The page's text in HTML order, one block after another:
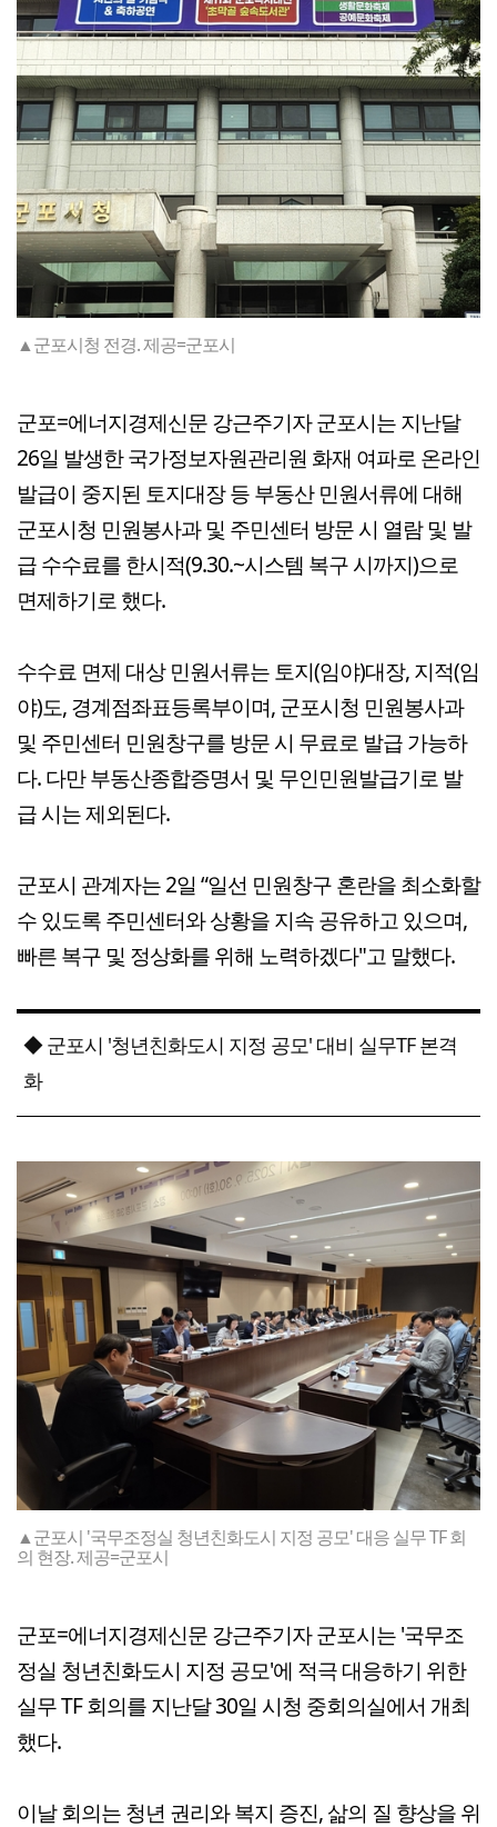
▲군포시청 전경. 제공=군포시
군포=에너지경제신문 강근주기자 군포시는 지난달
26일 발생한 국가정보자원관리원 화재 여파로 온라인
발급이 중지된 토지대장 등 부동산 민원서류에 대해
군포시청 민원봉사과 및 주민센터 방문 시 열람 및 발
급 수수료를 한시적(9.30.~시스템 복구 시까지)으로
면제하기로 했다.
수수료 면제 대상 민원서류는 토지(임야)대장, 지적(임
야)도, 경계점좌표등록부이며, 군포시청 민원봉사과
및 주민센터 민원창구를 방문 시 무료로 발급 가능하
다. 다만 부동산종합증명서 및 무인민원발급기로 발
급 시는 제외된다.
군포시 관계자는 2일 “일선 민원창구 혼란을 최소화할
수 있도록 주민센터와 상황을 지속 공유하고 있으며,
빠른 복구 및 정상화를 위해 노력하겠다"고 말했다.
◆ 군포시 '청년친화도시 지정 공모' 대비 실무TF 본격
화
▲군포시 '국무조정실 청년친화도시 지정 공모' 대응 실무 TF 회
의 현장. 제공=군포시
군포=에너지경제신문 강근주기자 군포시는 '국무조
정실 청년친화도시 지정 공모'에 적극 대응하기 위한
실무 TF 회의를 지난달 30일 시청 중회의실에서 개최
했다.
이날 회의는 청년 권리와 복지 증진, 삶의 질 향상을 위